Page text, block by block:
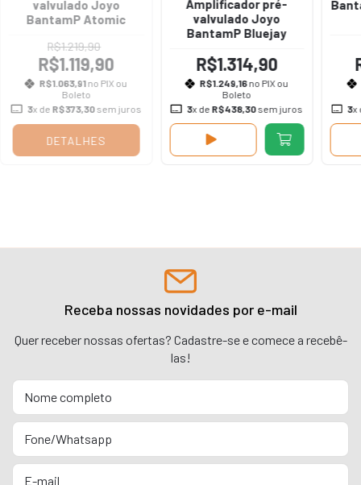
valvulado Joyo
BantamP Atomic
R$1.219,90
R$1.119,90
R$1.063,91no PIX ou
Boleto
3x de R$373,30sem juros
DETALHES
Amplificador pré-
valvulado Joyo
BantamP Bluejay
R$1.314,90
R$1.249,16no PIX ou
Boleto
3x de R$438,30sem juros 3x
Receba nossas novidades por e-mail
Quer receber nossas ofertas? Cadastre-se e comece a recebê-
las!